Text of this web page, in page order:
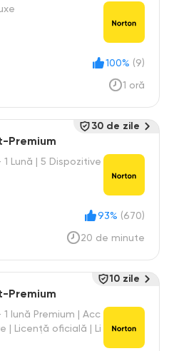
100% (9)
1 oră
Premium
Lună | 5 Dispozitive
93% (670)
20 de minute
30 de zile
Premium
lună Premium | Acc
| Licență oficială | Li
10 zile